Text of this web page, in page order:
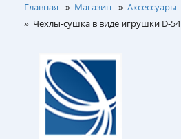
Главная » Магазин » Аксессуары
» Чехлы-сушка в виде игрушки D-54